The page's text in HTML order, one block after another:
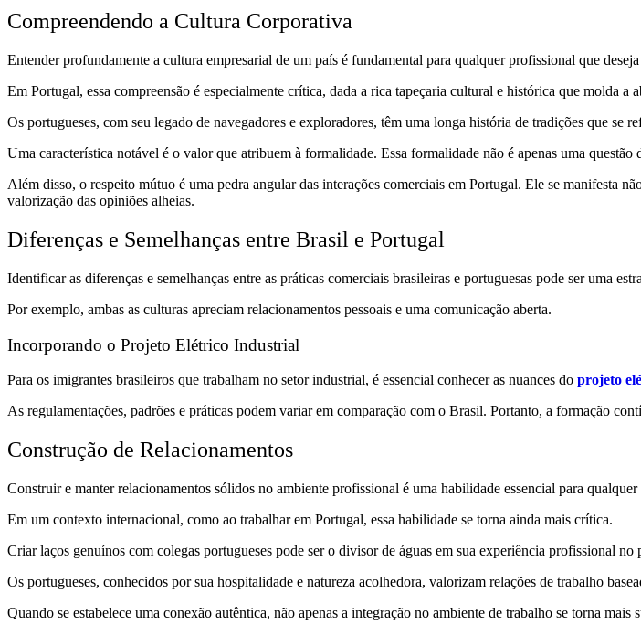
Compreendendo a Cultura Corporativa
Entender profundamente a cultura empresarial de um país é fundamental para qualquer profissional que
Em Portugal, essa compreensão é especialmente crítica, dada a rica tapeçaria cultural e histórica que molda a
Os portugueses, com seu legado de navegadores e exploradores, têm uma longa história de tradições que se
Uma característica notável é o valor que atribuem à formalidade. Essa formalidade não é apenas uma
Além disso, o respeito mútuo é uma pedra angular das interações comerciais em Portugal. Ele se manifesta
valorização das opiniões alheias.
Diferenças e Semelhanças entre Brasil e Portugal
Identificar as diferenças e semelhanças entre as práticas comerciais brasileiras e portuguesas pode ser uma
Por exemplo, ambas as culturas apreciam relacionamentos pessoais e uma comunicação aberta.
Incorporando o Projeto Elétrico Industrial
Para os imigrantes brasileiros que trabalham no setor industrial, é essencial conhecer as nuances do projeto
As regulamentações, padrões e práticas podem variar em comparação com o Brasil. Portanto, a formação
Construção de Relacionamentos
Construir e manter relacionamentos sólidos no ambiente profissional é uma habilidade essencial para
Em um contexto internacional, como ao trabalhar em Portugal, essa habilidade se torna ainda mais crítica.
Criar laços genuínos com colegas portugueses pode ser o divisor de águas em sua experiência profissional no
Os portugueses, conhecidos por sua hospitalidade e natureza acolhedora, valorizam relações de trabalho
Quando se estabelece uma conexão autêntica, não apenas a integração no ambiente de trabalho se torna